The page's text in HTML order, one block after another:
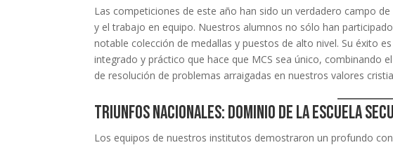
Las competiciones de este año han sido un verdadero campo
y el trabajo en equipo. Nuestros alumnos no sólo han
notable colección de medallas y puestos de alto nivel. Su éxito
integrado y práctico que hace que MCS sea único, combinando
de resolución de problemas arraigadas en nuestros valores
Triunfos nacionales: dominio de la escuela
Los equipos de nuestros institutos demostraron un profundo